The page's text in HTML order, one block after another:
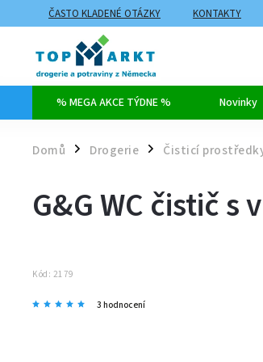
ČASTO KLADENÉ OTÁZKY KONTAKTY
ZPŮSOBY DOPRAVY A PLATBY
% MEGA AKCE TÝDNE % Novinky
Domů / Drogerie / Čisticí
G&G WC čistič
Kód: 2179
3 hodnocení